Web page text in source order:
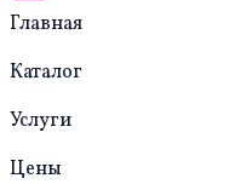
Главная
Каталог
Услуги
Цены